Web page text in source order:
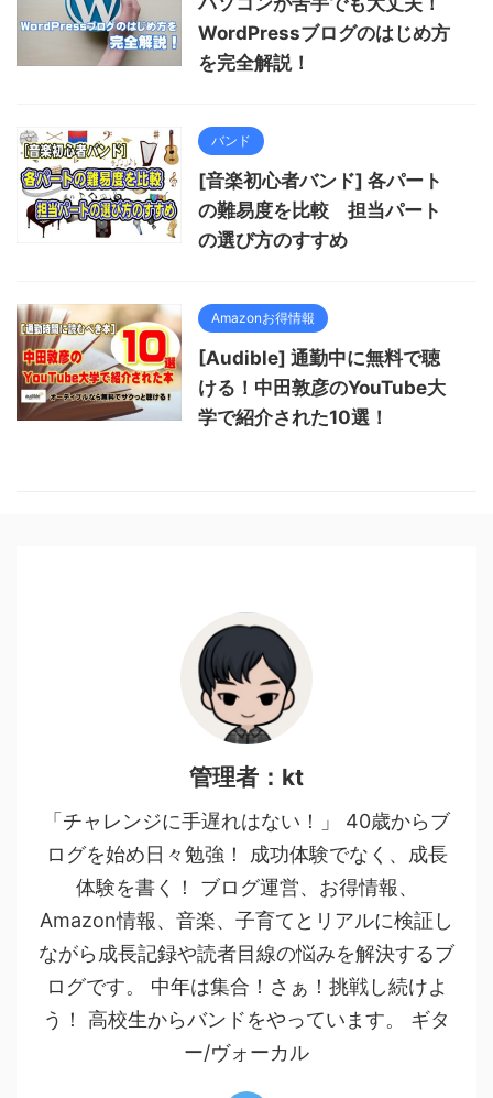
WordPressブログのはじめ方
を完全解説！
バンド
[音楽初心者バンド] 各パート
の難易度を比較 担当パート
の選び方のすすめ
Amazonお得情報
[Audible] 通勤中に無料で聴
ける！中田敦彦のYouTube大
学で紹介された10選！
管理者：kt
「チャレンジに手遅れはない！」 40歳からブ
ログを始め日々勉強！ 成功体験でなく、成長
体験を書く！ ブログ運営、お得情報、
Amazon情報、音楽、子育てとリアルに検証し
ながら成長記録や読者目線の悩みを解決するブ
ログです。 中年は集合！さぁ！挑戦し続けよ
う！ 高校生からバンドをやっています。 ギタ
ー/ヴォーカル